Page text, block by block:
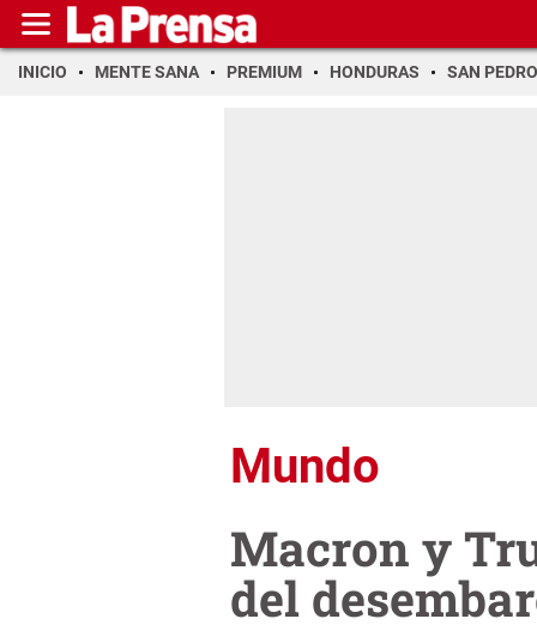
INICIO MENTE SANA PREMIUM HONDURAS SAN PEDRO
Mundo
Macron y
del